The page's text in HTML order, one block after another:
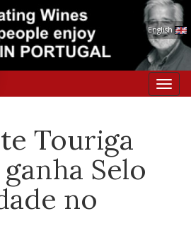
English
Touriga
Selo
no